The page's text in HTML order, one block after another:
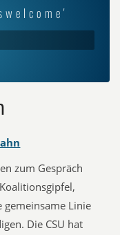
zum Gespräch
gemeinsame Linie
Die CSU hat